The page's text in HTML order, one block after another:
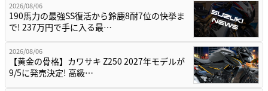
2026/08/06
190馬力の最強SS復活から鈴鹿8耐7位の快挙ま
で! 237万円で手に入る最…
2026/08/06
【黄金の骨格】カワサキ Z250 2027年モデルが
9/5に発売決定! 高級…